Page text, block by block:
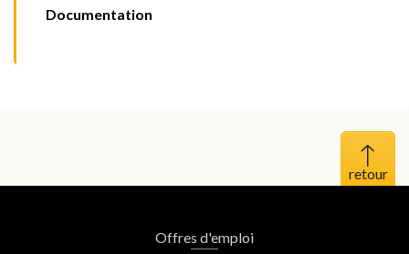
Documentation
Haut
Offres d'emploi